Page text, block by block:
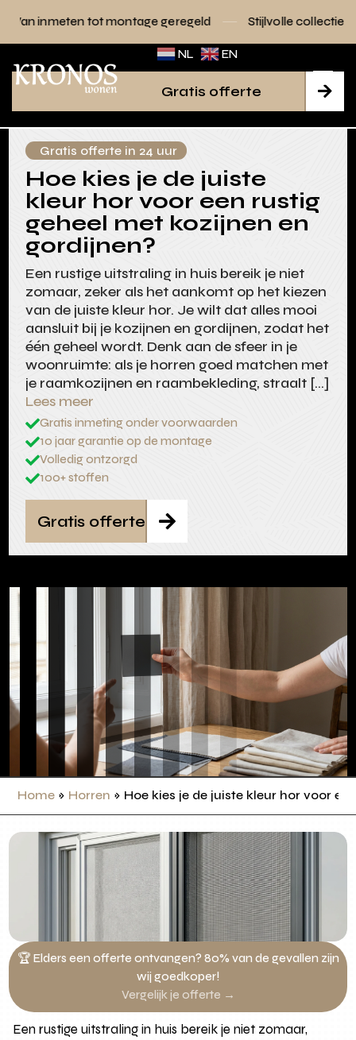
montage geregeld Stijlvolle collecties voor elk interieur
NL EN

Gratis offerte
Gratis offerte in 24 uur
Hoe kies je de juiste
kleur hor voor een rustig
geheel met kozijnen en
gordijnen?
Een rustige uitstraling in huis bereik je niet
zomaar, zeker als het aankomt op het kiezen
van de juiste kleur hor. Je wilt dat alles mooi
aansluit bij je kozijnen en gordijnen, zodat het
één geheel wordt. Denk aan de sfeer in je
woonruimte: als je horren goed matchen met
je raamkozijnen en raambekleding, straalt […]
Lees meer
Gratis inmeting onder voorwaarden
10 jaar garantie op de montage
Volledig ontzorgd
100+ stoffen

Gratis offerte
Home » Horren » Hoe kies je de juiste kleur hor voor
🏆 Elders een offerte ontvangen? 80% van de gevallen zijn
wij goedkoper!
Vergelijk je offerte →
Een rustige uitstraling in huis bereik je niet zomaar,